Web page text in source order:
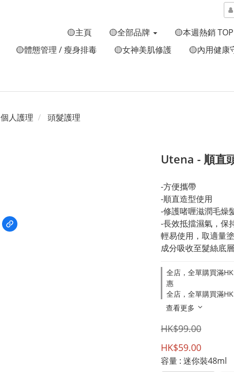
🟡主頁 🟡全部品牌 🟡本週熱銷
🟡體態管理 / 瘦身排毒
🟡女神美肌修護 🟡內用健康
個人護理 頭髮護理
Utena - 順直
-方便攜帶
-順直造型使用
-修護啫喱滋潤毛燥
-長效抵擋濕氣，保
輕易使用，取適量
成分吸收至髮絲底
全店，全單購買滿
惠
全店，全單購買滿
查看更多
HK$99.00
HK$59.00
容量 : 迷你裝48ml